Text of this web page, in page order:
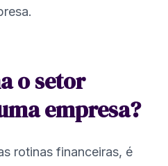
o setor
empresa?
rotinas financeiras, é